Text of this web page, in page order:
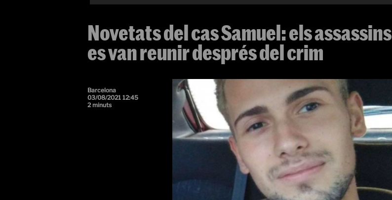
Novetats del cas Samuel: els assassins
es van reunir després del crim
Barcelona
03/08/2021 12:45
2 minuts